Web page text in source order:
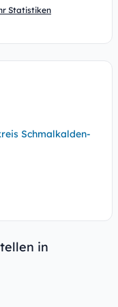
Statistiken
Schmalkalden-
in